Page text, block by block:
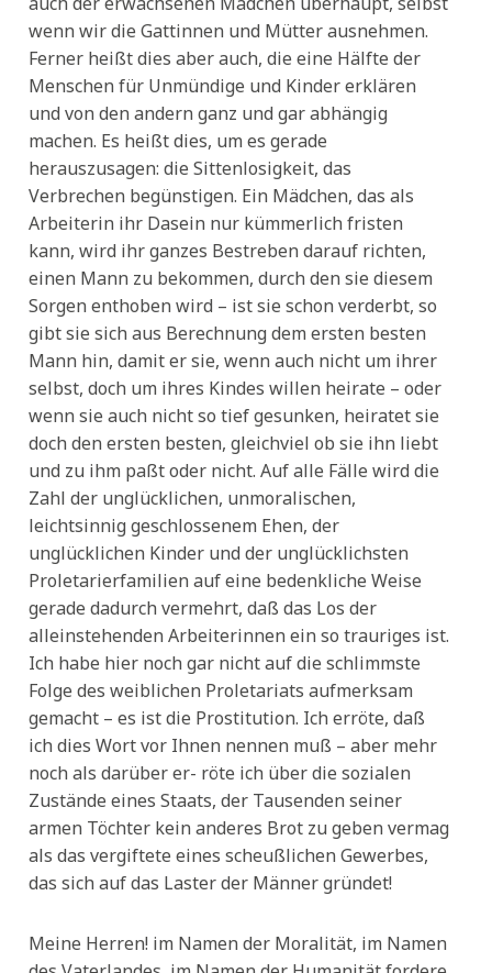
wenn wir die Gattinnen und Mütter ausnehmen.
Ferner heißt dies aber auch, die eine Hälfte der
Menschen für Unmündige und Kinder erklären
und von den andern ganz und gar abhängig
machen. Es heißt dies, um es gerade
herauszusagen: die Sittenlosigkeit, das
Verbrechen begünstigen. Ein Mädchen, das als
Arbeiterin ihr Dasein nur kümmerlich fristen
kann, wird ihr ganzes Bestreben darauf richten,
einen Mann zu bekommen, durch den sie diesem
Sorgen enthoben wird – ist sie schon verderbt, so
gibt sie sich aus Berechnung dem ersten besten
Mann hin, damit er sie, wenn auch nicht um ihrer
selbst, doch um ihres Kindes willen heirate – oder
wenn sie auch nicht so tief gesunken, heiratet sie
doch den ersten besten, gleichviel ob sie ihn liebt
und zu ihm paßt oder nicht. Auf alle Fälle wird die
Zahl der unglücklichen, unmoralischen,
leichtsinnig geschlossenem Ehen, der
unglücklichen Kinder und der unglücklichsten
Proletarierfamilien auf eine bedenkliche Weise
gerade dadurch vermehrt, daß das Los der
alleinstehenden Arbeiterinnen ein so trauriges ist.
Ich habe hier noch gar nicht auf die schlimmste
Folge des weiblichen Proletariats aufmerksam
gemacht – es ist die Prostitution. Ich erröte, daß
ich dies Wort vor Ihnen nennen muß – aber mehr
noch als darüber er- röte ich über die sozialen
Zustände eines Staats, der Tausenden seiner
armen Töchter kein anderes Brot zu geben vermag
als das vergiftete eines scheußlichen Gewerbes,
das sich auf das Laster der Männer gründet!
Meine Herren! im Namen der Moralität, im Namen